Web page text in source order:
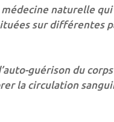
naturelle
sur différentes
guérison du
la circulation